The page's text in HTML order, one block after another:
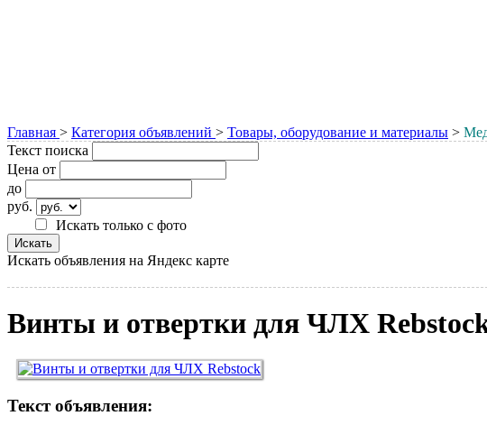
Главная > Категория объявлений > Товары, оборудование и материалы >
Текст поиска
Цена от
до
руб.
Искать только с фото
Искать объявления на Яндекс карте
Винты и отвертки для ЧЛХ
Текст объявления: